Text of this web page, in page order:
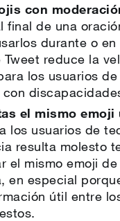
con
final de una
durante o
reduce la
los usuarios
el mismo emoji
los usuarios de
resulta molesto
el mismo emoji
en especial
útil entre